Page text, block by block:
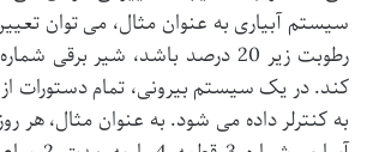
سیستم آبیاری به عنوان مثال، می توان
کند. در یک سیستم بیرونی، تمام دستورات